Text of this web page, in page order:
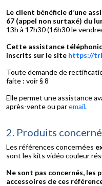
Le client bénéficie d’une
67 (appel non surtaxé) du
13h à 17h30 (16h30 le
Cette assistance
inscrits sur le site https://
Toute demande de
faite : voir § 8
Elle permet une assistance
après-vente ou paremail.
2. Produits
Les références concernées
sont les kits vidéo couleur
Ne sont pas concernés, les
accessoires de ces